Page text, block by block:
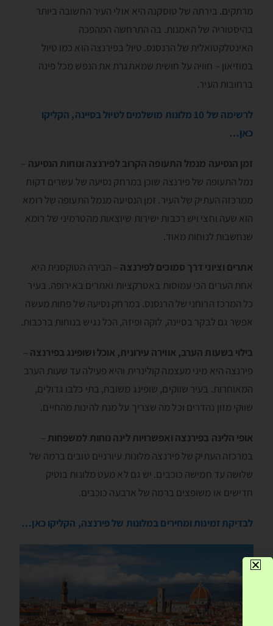
מרתקים. בירתה של טוסקנה היא אולי העיר החשובה ביותר
בהיסטוריה של האמנות. בה התרחשה המהפכה
האינטלקטואלית של הרנסנס. טיול בפירנצה הוא כמו טיול
במוזיאון – חוויה על חושית שמאתגרת את הנפש מכל פינה
ברחובות העיר.
לרשימה של 10 מלונות מושלמים לטיול בסיינה, הקליקו
כאן…
זמן הנסיעה מנמל התעופה הקרוב לפירנצה ונוחות הנסיעה –
נמל התעופה של פירנצה שוכן במרחק נסיעה של עשרים דקות
ממרכזה העתיק של העיר. זמן הנסיעה מנמל התעופה של רומא
הוא שעה וחצי ויש רכבות ישירות שיוצאות מהטרמיני של רומא
שנחשבות לנוחות מאוד.
אתרים וציוני דרך סמוכים לפירנצה – הבירה הטוקסנית היא
אחת הערים הכי עמוסות באטרקציות ואתרים באירופה. בעיר
כל המרכז הרוחני של הרנסנס. במרחק נסיעה של פחות מעשה
אפשר גם לבקר בסיינה, לוקה ופיזה, הכל נגיש בנוחות ברכבות.
בילוי בשעות הערב, אווירה עירונית, אוכל ושופינג בפירנצה –
פירנצה היא מיני מעצמה קולינרית והיא פעילה עד שעות הערב
המאוחרות. בעיר שווקים, שופינג משובח, בתי כלבו גדולים,
שווקי מזון נהדרים וכל מה שצריך על מנת להינות מהחיים.
אופי הלינה בפירנצה ואפשרויות לינה נוחות למשפחות –
במרכזה העתיק של פירנצה מלונות עיורניים טובים ברמה של
שלושה עד חמישה כוכבים. יש גם לא מעט מלונות בוטיק
חדישים או משופצים ברמה של ארבעה כוכבים.
לבדיקת זמינות ומחירים במלונות של פירנצה, הקליקו כאן…